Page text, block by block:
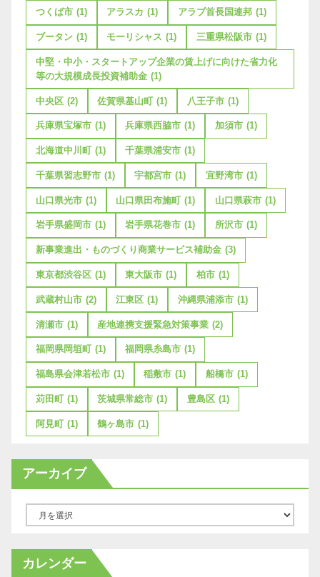
つくば市 (1) アラスカ (1) アラブ首長国連邦 (1)
ブータン (1) モーリシャス (1) 三重県松阪市 (1)
中堅・中小・スタートアップ企業の賃上げに向けた省力化
等の大規模成長投資補助金 (1)
中央区 (2) 佐賀県基山町 (1) 八王子市 (1)
兵庫県宝塚市 (1) 兵庫県西脇市 (1) 加須市 (1)
北海道中川町 (1) 千葉県浦安市 (1)
千葉県習志野市 (1) 宇都宮市 (1) 宜野湾市 (1)
山口県光市 (1) 山口県田布施町 (1) 山口県萩市 (1)
岩手県盛岡市 (1) 岩手県花巻市 (1) 所沢市 (1)
新事業進出・ものづくり商業サービス補助金 (3)
東京都渋谷区 (1) 東大阪市 (1) 柏市 (1)
武蔵村山市 (2) 江東区 (1) 沖縄県浦添市 (1)
清瀬市 (1) 産地連携支援緊急対策事業 (2)
福岡県岡垣町 (1) 福岡県糸島市 (1)
福島県会津若松市 (1) 稲敷市 (1) 船橋市 (1)
苅田町 (1) 茨城県常総市 (1) 豊島区 (1)
阿見町 (1) 鶴ヶ島市 (1)
アーカイブ
カ
カレンダー